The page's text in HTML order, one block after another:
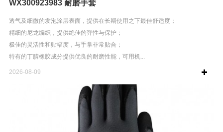
WX300923983 耐磨手套
透气及细微的发泡涂层表面，提供在长期使用之下最佳舒适度；
精细的尼龙编织，提供绝佳的弹性与保护；
极佳的灵活性和贴幅度，与手掌非常贴合；
特有的丁腈橡胶成分提供优良的耐磨性能，可用机...
2026-08-09